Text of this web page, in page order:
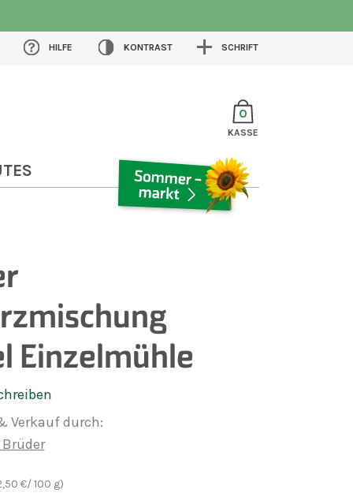
HILFE KONTRAST SCHRIFT
0
KASSE
Einzelmühle
Verkauf durch:
€/ 100 g)